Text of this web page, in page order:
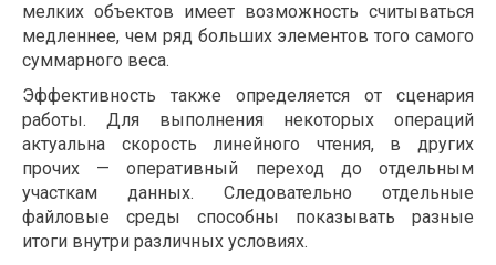
мелких объектов имеет возможность считываться
медленнее, чем ряд больших элементов того самого
суммарного веса.
Эффективность также определяется от сценария
работы. Для выполнения некоторых операций
актуальна скорость линейного чтения, в других
прочих — оперативный переход до отдельным
участкам данных. Следовательно отдельные
файловые среды способны показывать разные
итоги внутри различных условиях.